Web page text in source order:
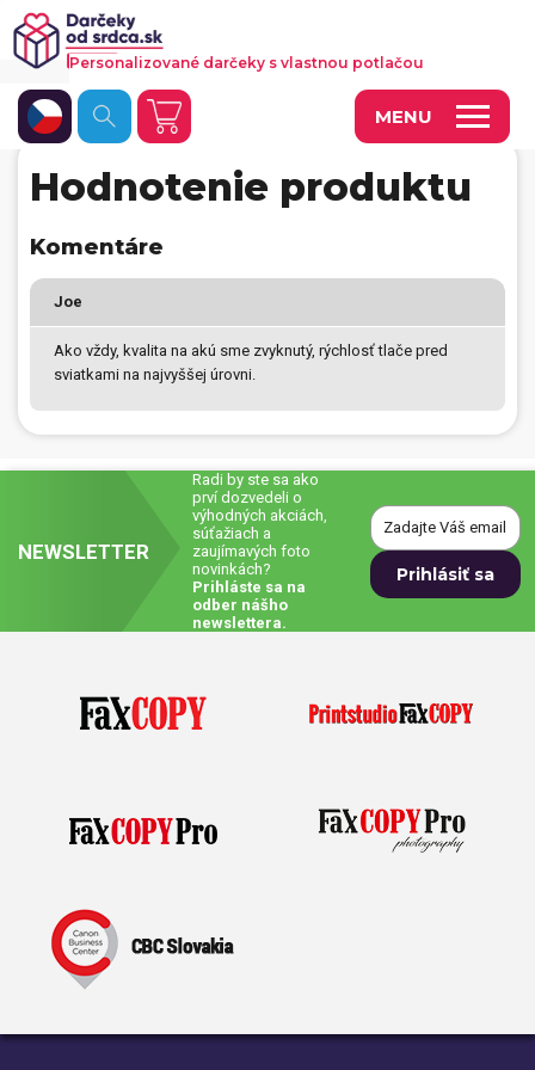
MENU
Fotoobrazy a dekorácie
Kalendáre
Fotoknihy a fotozošity
Personalizované hry
Vankúše a iný textil
Tašky, vaky, ruksaky
Prívesky, dog tagy, odznaky
Doplnky do kancelárie, domácnosti, auta
PO-PIA 7:30 - 17:00 napíšte nám
Produkty
Personalizované darčeky s vlastnou potlačou
Hodnotenie produktu
Komentáre
Joe
Ako vždy, kvalita na akú sme zvyknutý, rýchlosť tlače pred
sviatkami na najvyššej úrovni.
NEWSLETTER
Radi by ste sa ako
prví dozvedeli o
výhodných akciách,
súťažiach a
zaujímavých foto
novinkách?
Prihláste sa na
odber nášho
newslettera.